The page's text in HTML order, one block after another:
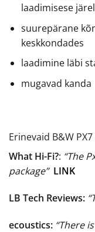
laadimisese järel
suurepärane
keskkondades
laadimine läbi
mugavad kanda
Erinevaid B&W
What Hi-Fi?: “The
package” LINK
LB Tech Reviews:
ecoustics: “There